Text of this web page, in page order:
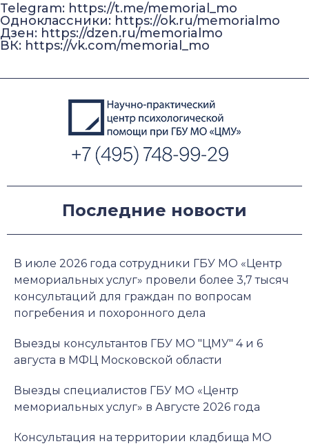
Telegram: https://t.me/memorial_mo
Одноклассники: https://ok.ru/memorialmo
Дзен: https://dzen.ru/memorialmo
ВК: https://vk.com/memorial_mo
Последние новости
В июле 2026 года сотрудники ГБУ МО «Центр
мемориальных услуг» провели более 3,7 тысяч
консультаций для граждан по вопросам
погребения и похоронного дела
Выезды консультантов ГБУ МО "ЦМУ" 4 и 6
августа в МФЦ Московской области
Выезды специалистов ГБУ МО «Центр
мемориальных услуг» в Августе 2026 года
Консультация на территории кладбища МО